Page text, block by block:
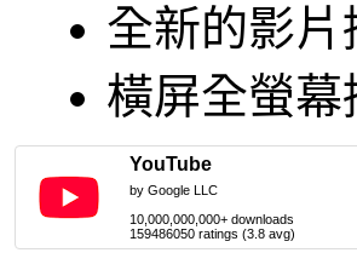
全新的影片
橫屏全螢幕
YouTube
by Google LLC
10,000,000,000+ downloads
159486050 ratings (3.8 avg)